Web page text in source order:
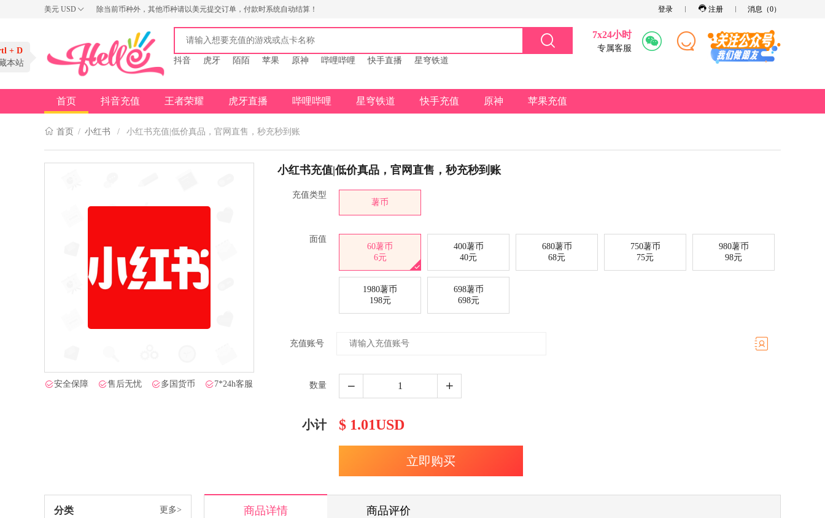
美元 USD
USD
NZD
除当前币种外，其他币种请以美元提交订单，付款时系统自动结算！ 登录 注册 消息（0）
+ D
本站
抖音 虎牙 陌陌 苹果 原神 哔哩哔哩 快手直播 星穹铁道
7x24小时
专属客服
首页 抖音充值 王者荣耀 虎牙直播 哔哩哔哩 星穹铁道 快手充值 原神 苹果充值
首页 / 小红书 / 小红书充值|低价真品，官网直售，秒充秒到账
安全保障 售后无忧 多国货币 7*24h客服
小红书充值|低价真品，官网直售，秒充秒到账
充值类型
薯币
面值
60薯币
6元
400薯币
40元
680薯币
68元
750薯币
75元
980薯币
98元
1980薯币
198元
698薯币
698元
充值账号
数量
小计 $ 1.01USD
分类 更多> 商品详情 商品评价